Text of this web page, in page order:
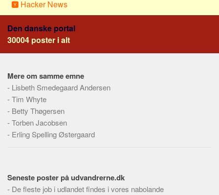
Om
Webstedet
Tekstannoncer
Bannere
Hjælp
Hacker News
Den danske portal
30004 poster i alt
Mere om samme emne
- Lisbeth Smedegaard Andersen
-Tim Whyte
- Betty Thøgersen
-Torben Jacobsen
- Erling Spelling Østergaard
Seneste poster på udvandrerne.dk
- De fleste job i udlandet findes i vores nabolande